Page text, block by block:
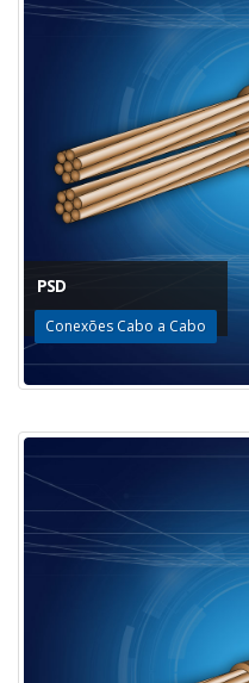
PSD
Conexões Cabo a Cabo